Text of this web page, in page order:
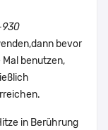
930
bevor
benutzen,
in Berührung